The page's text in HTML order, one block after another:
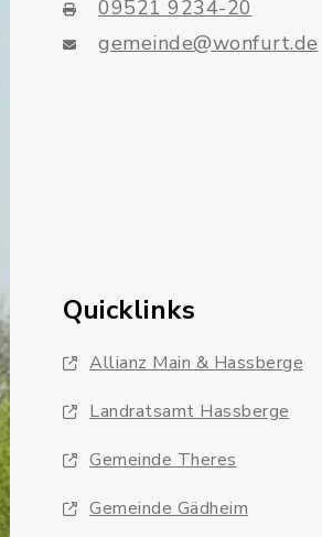
09521 9234-20
gemeinde@wonfurt.de
Quicklinks
Allianz Main & Hassberge
Landratsamt Hassberge
Gemeinde Theres
Gemeinde Gädheim